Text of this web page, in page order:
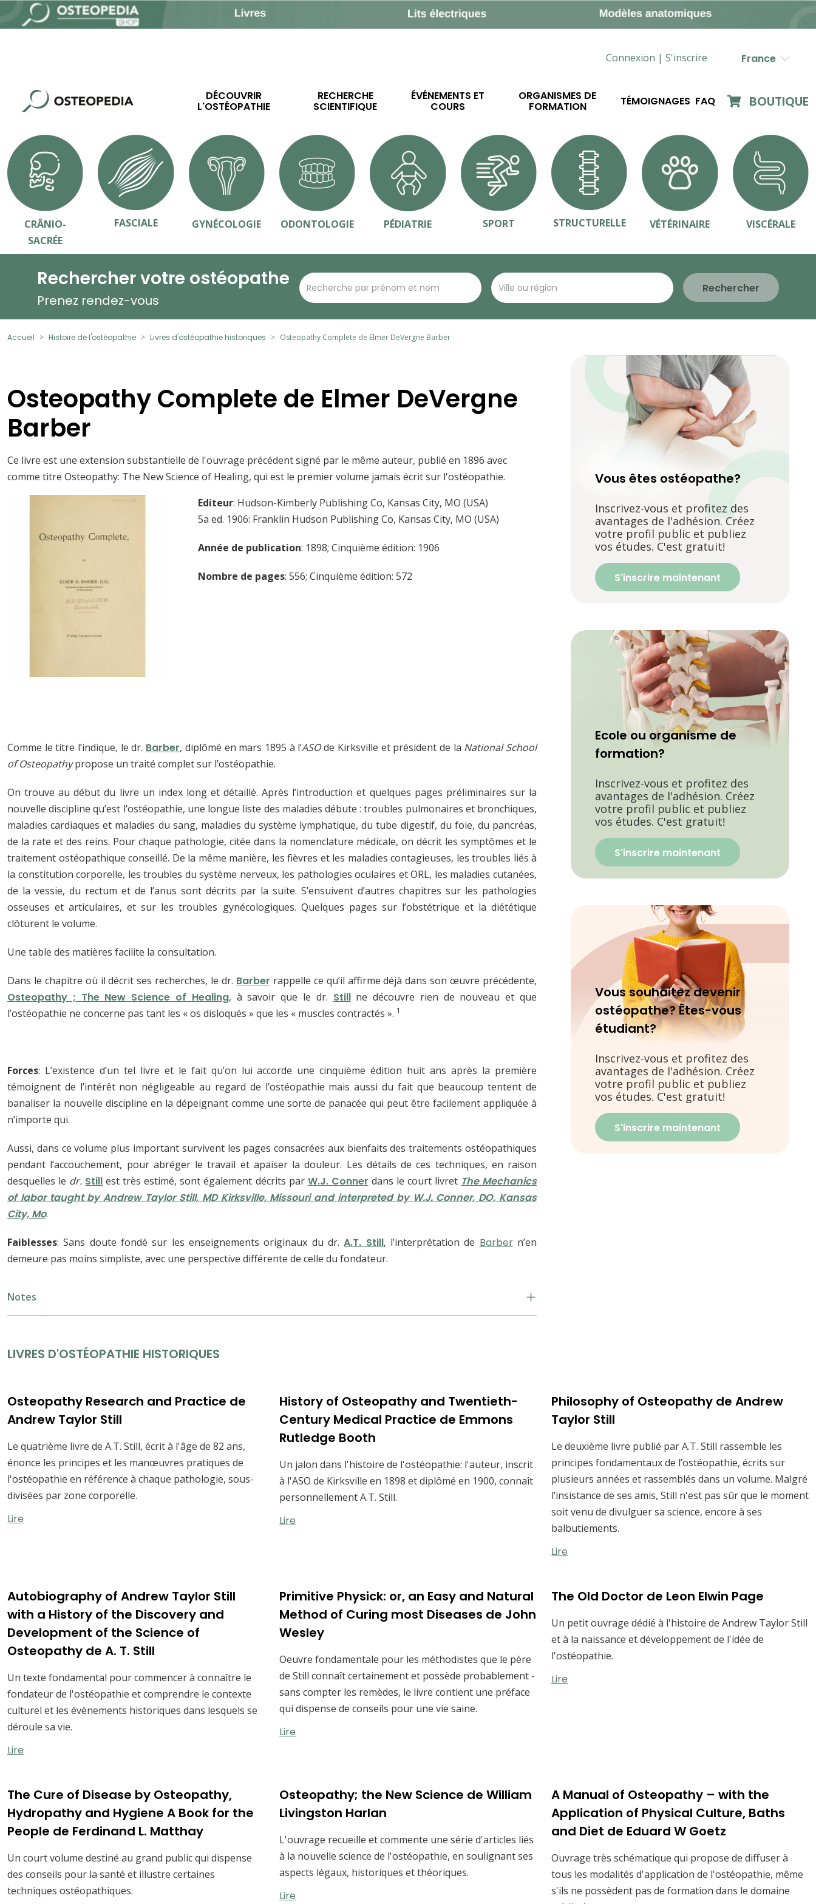
Connexion | S'inscrire France
DÉCOUVRIR
L'OSTÉOPATHIE
RECHERCHE
SCIENTIFIQUE
ÉVÉNEMENTS ET
COURS
ORGANISMES DE
FORMATION TÉMOIGNAGES FAQ BOUTIQUE
CRÂNIO-
SACRÉE
FASCIALE GYNÉCOLOGIE ODONTOLOGIE PÉDIATRIE SPORT STRUCTURELLE VÉTÉRINAIRE VISCÉRALE
Rechercher votre ostéopathe
Prenez rendez-vous
Rechercher
Accueil Histoire de l'ostéopathie Livres d'ostéopathie historiques Osteopathy Complete de Elmer DeVergne Barber
Osteopathy Complete de Elmer DeVergne
Barber
Ce livre est une extension substantielle de l'ouvrage précédent signé par le même auteur, publié en 1896 avec
comme titre Osteopathy: The New Science of Healing, qui est le premier volume jamais écrit sur l'ostéopathie.
Editeur: Hudson-Kimberly Publishing Co, Kansas City, MO (USA)
5a ed. 1906: Franklin Hudson Publishing Co, Kansas City, MO (USA)
Année de publication: 1898; Cinquième édition: 1906
Nombre de pages: 556; Cinquième édition: 572
Comme le titre l’indique, le dr. Barber, diplômé en mars 1895 à l’ASOde Kirksville et président de la National School
of Osteopathypropose un traité complet sur l’ostéopathie.
On trouve au début du livre un index long et détaillé. Après l’introduction et quelques pages préliminaires sur la
nouvelle discipline qu’est l’ostéopathie, une longue liste des maladies débute : troubles pulmonaires et bronchiques,
maladies cardiaques et maladies du sang, maladies du système lymphatique, du tube digestif, du foie, du pancréas,
de la rate et des reins. Pour chaque pathologie, citée dans la nomenclature médicale, on décrit les symptômes et le
traitement ostéopathique conseillé. De la même manière, les fièvres et les maladies contagieuses, les troubles liés à
la constitution corporelle, les troubles du système nerveux, les pathologies oculaires et ORL, les maladies cutanées,
de la vessie, du rectum et de l’anus sont décrits par la suite. S’ensuivent d’autres chapitres sur les pathologies
osseuses et articulaires, et sur les troubles gynécologiques. Quelques pages sur l’obstétrique et la diététique
clôturent le volume.
Une table des matières facilite la consultation.
Dans le chapitre où il décrit ses recherches, le dr. Barber rappelle ce qu’il affirme déjà dans son œuvre précédente,
Osteopathy ; The New Science of Healing, à savoir que le dr. Stillne découvre rien de nouveau et que
l’ostéopathie ne concerne pas tant les « os disloqués » que les « muscles contractés ». 1
Forces: L’existence d’un tel livre et le fait qu’on lui accorde une cinquième édition huit ans après la première
témoignent de l’intérêt non négligeable au regard de l’ostéopathie mais aussi du fait que beaucoup tentent de
banaliser la nouvelle discipline en la dépeignant comme une sorte de panacée qui peut être facilement appliquée à
n’importe qui.
Aussi, dans ce volume plus important survivent les pages consacrées aux bienfaits des traitements ostéopathiques
pendant l’accouchement, pour abréger le travail et apaiser la douleur. Les détails de ces techniques, en raison
desquelles le dr. Still est très estimé, sont également décrits par W.J. Conner dans le court livret The Mechanics
of labor taught by Andrew Taylor Still, MD Kirksville, Missouri and interpreted by W.J. Conner, DO, Kansas
City, Mo.
Faiblesses:Sans doute fondé sur les enseignements originaux du dr.A.T. Still, l’interprétation de Barber n’en
demeure pas moins simpliste, avec une perspective différente de celle du fondateur.
Notes
Vous êtes ostéopathe?
Inscrivez-vous et profitez des
avantages de l'adhésion. Créez
votre profil public et publiez
vos études. C'est gratuit!
S'inscrire maintenant
Ecole ou organisme de
formation?
Inscrivez-vous et profitez des
avantages de l'adhésion. Créez
votre profil public et publiez
vos études. C'est gratuit!
S'inscrire maintenant
Vous souhaitez devenir
ostéopathe? Êtes-vous
étudiant?
Inscrivez-vous et profitez des
avantages de l'adhésion. Créez
votre profil public et publiez
vos études. C'est gratuit!
S'inscrire maintenant
LIVRES D'OSTÉOPATHIE HISTORIQUES
Osteopathy Research and Practice de
Andrew Taylor Still
Le quatrième livre de A.T. Still, écrit à l'âge de 82 ans,
énonce les principes et les manœuvres pratiques de
l'ostéopathie en référence à chaque pathologie, sous-
divisées par zone corporelle.
Lire
History of Osteopathy and Twentieth-
Century Medical Practice de Emmons
Rutledge Booth
Un jalon dans l'histoire de l'ostéopathie: l'auteur, inscrit
à l'ASO de Kirksville en 1898 et diplômé en 1900, connaît
personnellement A.T. Still.
Lire
Philosophy of Osteopathy de Andrew
Taylor Still
Le deuxième livre publié par A.T. Still rassemble les
principes fondamentaux de l’ostéopathie, écrits sur
plusieurs années et rassemblés dans un volume. Malgré
l’insistance de ses amis, Still n'est pas sûr que le moment
soit venu de divulguer sa science, encore à ses
balbutiements.
Lire
Autobiography of Andrew Taylor Still
with a History of the Discovery and
Development of the Science of
Osteopathy de A. T. Still
Un texte fondamental pour commencer à connaître le
fondateur de l'ostéopathie et comprendre le contexte
culturel et les évènements historiques dans lesquels se
déroule sa vie.
Lire
Primitive Physick: or, an Easy and Natural
Method of Curing most Diseases de John
Wesley
Oeuvre fondamentale pour les méthodistes que le père
de Still connaît certainement et possède probablement -
sans compter les remèdes, le livre contient une préface
qui dispense de conseils pour une vie saine.
Lire
The Old Doctor de Leon Elwin Page
Un petit ouvrage dédié à l'histoire de Andrew Taylor Still
et à la naissance et développement de l'idée de
l'ostéopathie.
Lire
The Cure of Disease by Osteopathy,
Hydropathy and Hygiene A Book for the
People de Ferdinand L. Matthay
Un court volume destiné au grand public qui dispense
des conseils pour la santé et illustre certaines
techniques ostéopathiques.
Osteopathy; the New Science de William
Livingston Harlan
L'ouvrage recueille et commente une série d'articles liés
à la nouvelle science de l'ostéopathie, en soulignant ses
aspects légaux, historiques et théoriques.
Lire
A Manual of Osteopathy – with the
Application of Physical Culture, Baths
and Diet de Eduard W Goetz
Ouvrage très schématique qui propose de diffuser à
tous les modalités d'application de l'ostéopathie, même
s'ils ne possèdent pas de formation dans le domaine